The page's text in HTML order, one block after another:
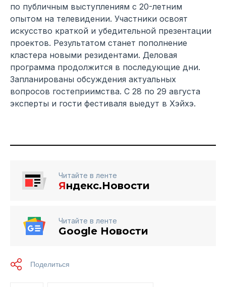
по публичным выступлениям с 20-летним
опытом на телевидении. Участники освоят
искусство краткой и убедительной презентации
проектов. Результатом станет пополнение
кластера новыми резидентами. Деловая
программа продолжится в последующие дни.
Запланированы обсуждения актуальных
вопросов гостеприимства. С 28 по 29 августа
эксперты и гости фестиваля выедут в Хэйхэ.
Читайте в ленте
Яндекс.Новости
Читайте в ленте
Google Новости